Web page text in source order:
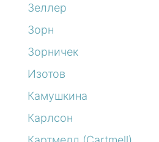
Зеллер
Зорн
Зорничек
Изотов
Камушкина
Карлсон